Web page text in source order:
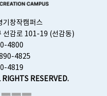
기창작캠퍼스
선감로 101-19 (선감동)
4800
4825
4819
RESERVED.